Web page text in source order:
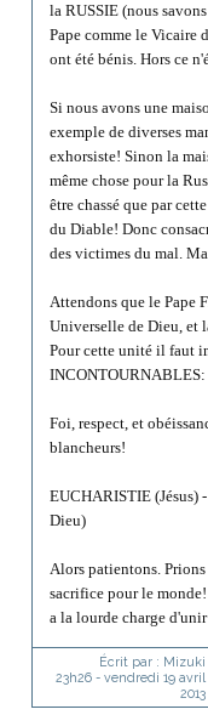
la RUSSIE (nous
Pape comme le Vicaire
ont été bénis. Hors ce
Si nous avons une
exemple de diverses
exhorsiste! Sinon la
même chose pour la
être chassé que par
du Diable! Donc
des victimes du mal.
Attendons que le Pape
Universelle de Dieu, et
Pour cette unité il faut
INCONTOURNABLES:
Foi, respect, et
blancheurs!
EUCHARISTIE (Jésus)
Dieu)
Alors patientons.
sacrifice pour le
a la lourde charge
Écrit par : Mizuki
23h26- vendredi 19 avril
2013